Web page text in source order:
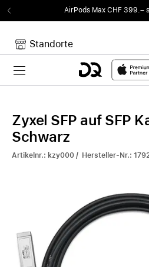
AirPods Max CHF 399.–
Standorte
Toggle navigation
Zyxel SFP auf SFP
Schwarz
Artikelnr.: kzy000 / Hersteller-Nr.: